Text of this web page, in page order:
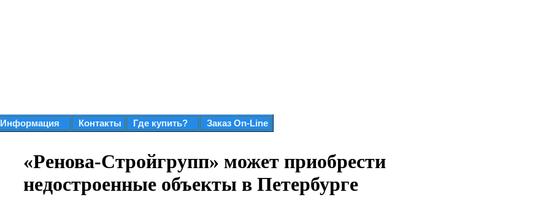
Информация Контакты Где купить?
Заказ On-Line
«Ренова-Стройгрупп» может приобрести
недостроенные объекты в Петербурге